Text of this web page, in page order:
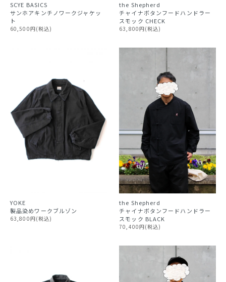
SCYE BASICS
サンホアキンチノワークジャケッ
ト
60,500円(税込)
the Shepherd
チャイナボタンフードハンドラー
スモック CHECK
63,800円(税込)
YOKE
製品染めワークブルゾン
63,800円(税込)
the Shepherd
チャイナボタンフードハンドラー
スモック BLACK
70,400円(税込)